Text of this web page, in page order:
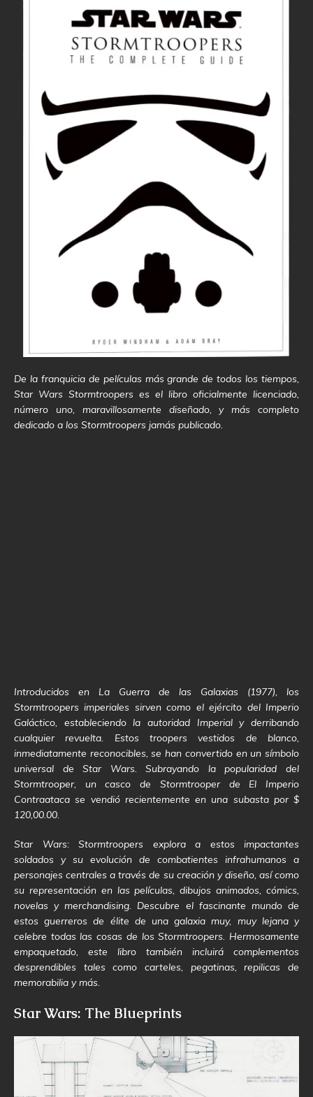
De la franquicia de películas más grande de todos los tiempos,
Star Wars Stormtroopers es el libro oficialmente licenciado,
número uno, maravillosamente diseñado, y más completo
dedicado a los Stormtroopers jamás publicado.
Introducidos en La Guerra de las Galaxias (1977), los
Stormtroopers imperiales sirven como el ejército del Imperio
Galáctico, estableciendo la autoridad Imperial y derribando
cualquier revuelta. Estos troopers vestidos de blanco,
inmediatamente reconocibles, se han convertido en un símbolo
universal de Star Wars. Subrayando la popularidad del
Stormtrooper, un casco de Stormtrooper de El Imperio
Contraataca se vendió recientemente en una subasta por $
120,00.00.
Star Wars: Stormtroopers explora a estos impactantes
soldados y su evolución de combatientes infrahumanos a
personajes centrales a través de su creación y diseño, así como
su representación en las películas, dibujos animados, cómics,
novelas y merchandising. Descubre el fascinante mundo de
estos guerreros de élite de una galaxia muy, muy lejana y
celebre todas las cosas de los Stormtroopers. Hermosamente
empaquetado, este libro también incluirá complementos
desprendibles tales como carteles, pegatinas, repilicas de
memorabilia y más.
Star Wars: The Blueprints